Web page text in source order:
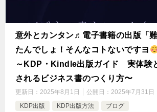
意外とカンタン♬電子書籍の出版「
たんでしょ！そんなコトないですヨ
～KDP・Kindle出版ガイド 実体験
されるビジネス書のつくり方〜
更新日： 2025年8月1日 公開日： 2025年7月31日
KDP出版
KDP出版方法 ブログ